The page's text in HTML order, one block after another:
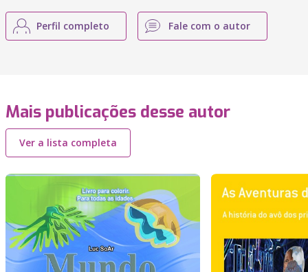
Perfil completo Fale com o autor
Mais publicações desse autor
Ver a lista completa